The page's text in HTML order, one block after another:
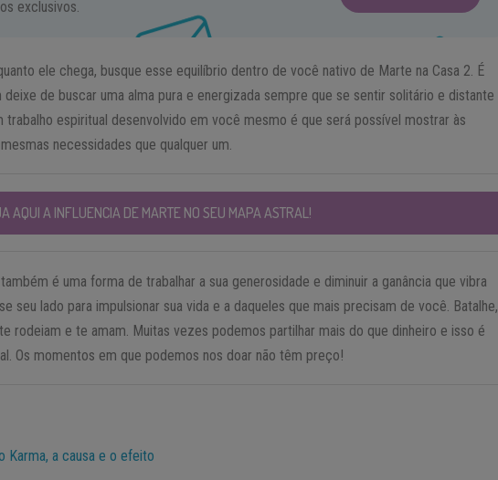
exclusivos.
ele chega, busque esse equilíbrio dentro de você nativo de Marte na Casa 2. É
de buscar uma alma pura e energizada sempre que se sentir solitário e distante
trabalho espiritual desenvolvido em você mesmo é que será possível mostrar às
necessidades que qualquer um.
AQUI A INFLUENCIA DE MARTE NO SEU MAPA ASTRAL!
é uma forma de trabalhar a sua generosidade e diminuir a ganância que vibra
seu lado para impulsionar sua vida e a daqueles que mais precisam de você. Batalhe,
rodeiam e te amam. Muitas vezes podemos partilhar mais do que dinheiro e isso é
Os momentos em que podemos nos doar não têm preço!
Karma, a causa e o efeito